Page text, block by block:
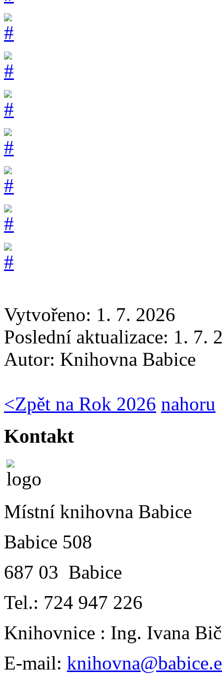
Vytvořeno: 1. 7. 2026
Poslední aktualizace: 1. 7.
Autor: Knihovna Babice
<Zpět na Rok 2026 nahoru
Kontakt
Místní knihovna Babice
Babice 508
687 03 Babice
Tel.: 724 947 226
Knihovnice : Ing. Ivana
E-mail: